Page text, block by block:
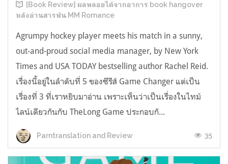
[Book Review] ผลพลอยได้จากอาการ book hangover
หลังอ่านสารพัน MM Romance
Agrumpy hockey player meets his match in a sunny,
out-and-proud social media manager, by New York
Times and USA TODAY bestselling author Rachel Reid.
เรื่องนี้อยู่ในลำดับที่ 5 ของซีรีส์ Game Changer แต่เป็น
เรื่องที่ 3 ที่เราหยิบมาอ่าน เพราะเห็นว่าเป็นเรื่องในไทม์
ไลน์เดียวกันกับ TheLong Game ประกอบกั...
Parntranslation and Review 35